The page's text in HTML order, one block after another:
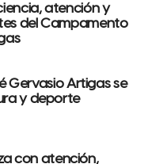
atención y
del Campamento
Gervasio Artigas se
y deporte
con atención,